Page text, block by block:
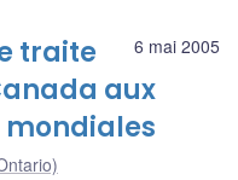
6 mai 2005
traite
aux